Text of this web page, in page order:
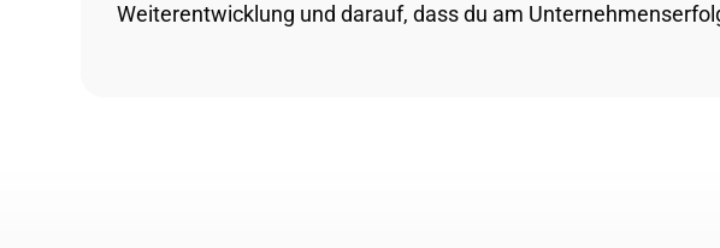
Weiterentwicklung und darauf, dass du am